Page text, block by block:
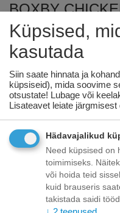
BOXBY
PUPPY&ADULT
kutsikatele alates
täiskasvanud
kalaga.
Saadavus: 73 tk. tarnija
€352
saadaval:
09/08/
Küpsised,
kasutada
Siin saate hinnata ja
küpsiseid), mida soovime
otsustate! Lubage või
Lisateavet leiate järgmisest
Hädavajalikud
Need küpsised on
toimimiseks.
või hoida teid
kuid brauseris
takistada saidi tööd.